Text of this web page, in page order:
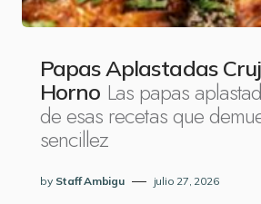
Papas Aplastadas
Horno Las papas
de esas recetas que
sencillez
by Staff Ambigu julio 27, 2026